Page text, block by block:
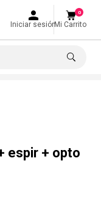
Iniciar sesiónMi Carrito
0
espir + opto